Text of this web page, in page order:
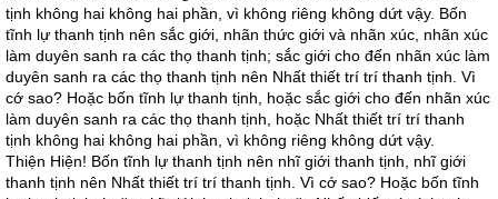
tịnh không hai không hai phần, vì không riêng không dứt vậy. Bốn
tĩnh lự thanh tịnh nên sắc giới, nhãn thức giới và nhãn xúc, nhãn xúc
làm duyên sanh ra các thọ thanh tịnh; sắc giới cho đến nhãn xúc làm
duyên sanh ra các thọ thanh tịnh nên Nhất thiết trí trí thanh tịnh. Vì
cớ sao? Hoặc bốn tĩnh lự thanh tịnh, hoặc sắc giới cho đến nhãn xúc
làm duyên sanh ra các thọ thanh tịnh, hoặc Nhất thiết trí trí thanh
tịnh không hai không hai phần, vì không riêng không dứt vậy.
Thiện Hiện! Bốn tĩnh lự thanh tịnh nên nhĩ giới thanh tịnh, nhĩ giới
thanh tịnh nên Nhất thiết trí trí thanh tịnh. Vì cớ sao? Hoặc bốn tĩnh